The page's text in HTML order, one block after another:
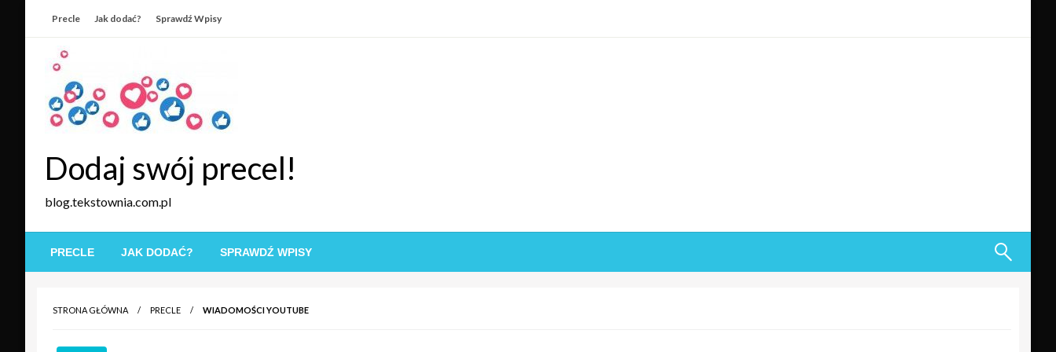
Precle Jak dodać? Sprawdź Wpisy
Dodaj swój precel!
blog.tekstownia.com.pl
PRECLE JAK DODAĆ? SPRAWDŹ WPISY
STRONA GŁÓWNA PRECLE WIADOMOŚCI YOUTUBE